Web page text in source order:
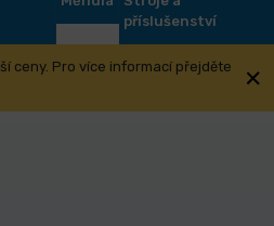
příslušenství
ceny. Pro více informací přejděte